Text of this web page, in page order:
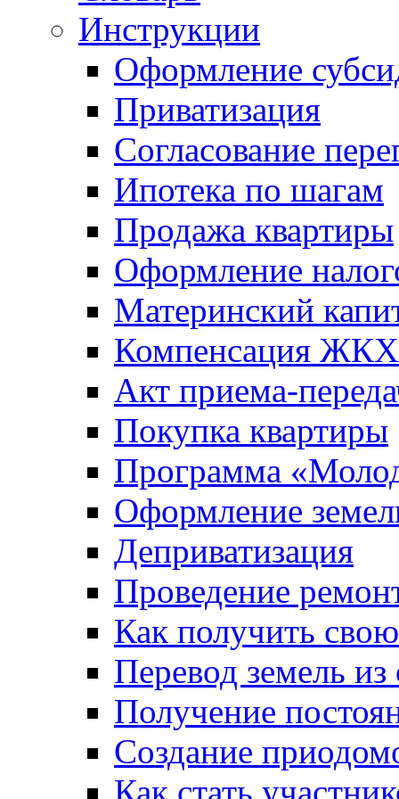
Инструкции
Оформление
Приватизация
Согласование
Ипотека по шагам
Продажа квартиры
Оформление
Материнский
Компенсация ЖКХ
Акт приема-
Покупка квартиры
Программа
Оформление
Деприватизация
Проведение
Как получить
Перевод земель
Получение
Создание